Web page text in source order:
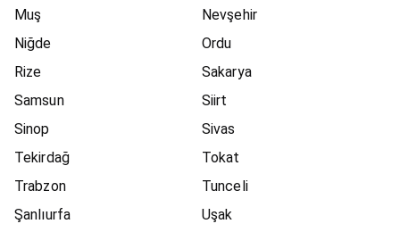
Muş
Nevşehir
Niğde
Ordu
Rize
Sakarya
Samsun
Siirt
Sinop
Sivas
Tekirdağ
Tokat
Trabzon
Tunceli
Şanlıurfa
Uşak